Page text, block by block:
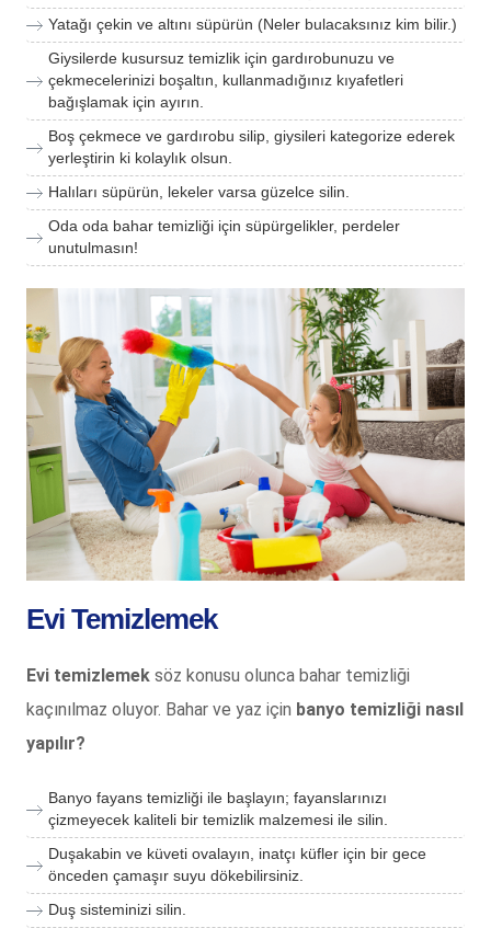
Yatağı çekin ve altını süpürün (Neler bulacaksınız kim bilir.)
Giysilerde kusursuz temizlik için gardırobunuzu ve
çekmecelerinizi boşaltın, kullanmadığınız kıyafetleri
bağışlamak için ayırın.
Boş çekmece ve gardırobu silip, giysileri kategorize ederek
yerleştirin ki kolaylık olsun.
Halıları süpürün, lekeler varsa güzelce silin.
Oda oda bahar temizliği için süpürgelikler, perdeler
unutulmasın!
Evi Temizlemek
Evi temizlemeksöz konusu olunca bahar temizliği
kaçınılmaz oluyor. Bahar ve yaz için banyo temizliği nasıl
yapılır?
Banyo fayans temizliği ile başlayın; fayanslarınızı
çizmeyecek kaliteli bir temizlik malzemesi ile silin.
Duşakabin ve küveti ovalayın, inatçı küfler için bir gece
önceden çamaşır suyu dökebilirsiniz.
Duş sisteminizi silin.